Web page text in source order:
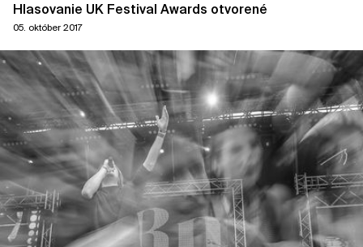
Hlasovanie UK Festival Awards otvorené
05. október 2017